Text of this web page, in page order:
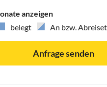
anzeigen
belegt An bzw.
Anfrage senden